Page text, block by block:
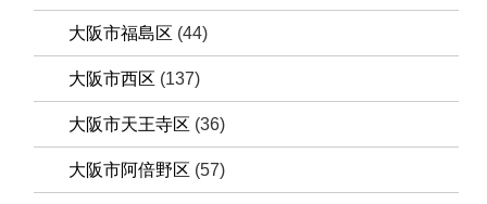
大阪市福島区 (44)
大阪市西区 (137)
大阪市天王寺区 (36)
大阪市阿倍野区 (57)